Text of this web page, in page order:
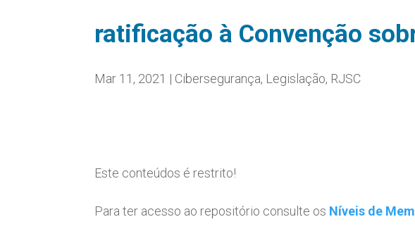
ratificação à Convenção
Mar 11, 2021 | Cibersegurança, Legislação, RJSC
Este conteúdos é restrito!
Para ter acesso ao repositório consulte os Níveis de